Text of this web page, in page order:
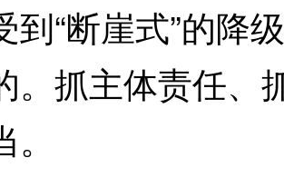
到“断崖式”的降
。抓主体责任、